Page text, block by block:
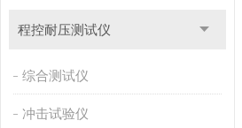
程控耐压测试仪
综合测试仪
冲击试验仪